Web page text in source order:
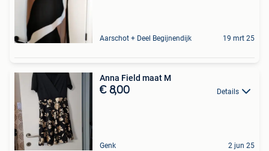
Aarschot + Deel Begijnendijk 19 mrt 25
Anna Field maat M
€ 8,00 Details
Genk 2 jun 25